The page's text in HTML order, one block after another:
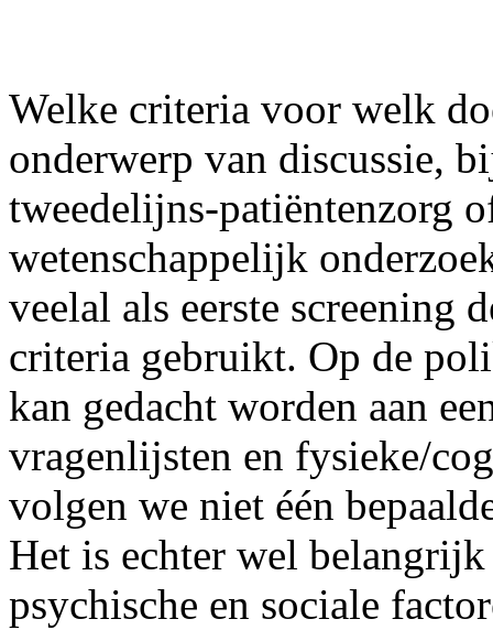
Welke criteria voor welk
onderwerp van discussie,
tweedelijns-patiëntenzorg
wetenschappelijk
veelal als eerste screening
criteria gebruikt. Op de
kan gedacht worden aan
vragenlijsten en fysieke/
volgen we niet één
Het is echter wel
psychische en sociale